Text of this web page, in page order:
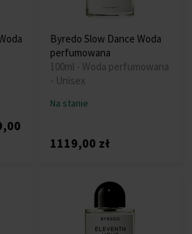
Byredo Slow Dance Woda
perfumowana
100ml - Woda perfumowana
- Unisex
Na stanie
1119,00 zł